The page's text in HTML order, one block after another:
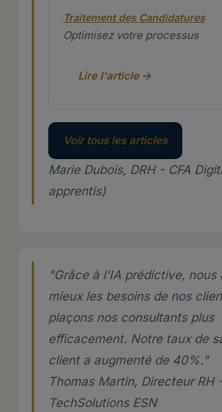
Traitement des Candidatures
Optimisez votre processus
Lire l'article →
Voir tous les articles
Marie Dubois, DRH - CFA
apprentis)
"Grâce à l'IA prédictive, nous
mieux les besoins de nos
plaçons nos consultants plus
efficacement. Notre taux de
client a augmenté de 40%."
Thomas Martin, Directeur RH
TechSolutions ESN